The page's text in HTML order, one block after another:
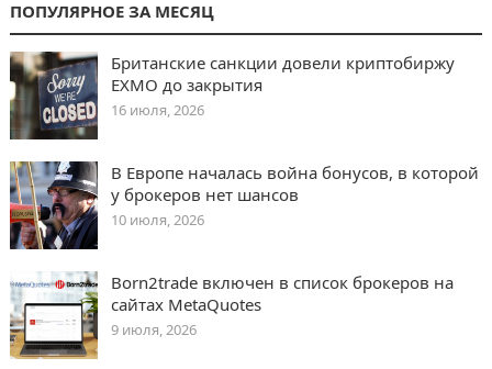
ПОПУЛЯРНОЕ ЗА МЕСЯЦ
Британские санкции довели криптобиржу
EXMO до закрытия
16 июля, 2026
В Европе началась война бонусов, в которой
у брокеров нет шансов
10 июля, 2026
Born2trade включен в список брокеров на
сайтах MetaQuotes
9 июля, 2026